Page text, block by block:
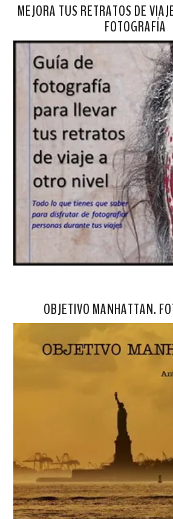
MEJORA TUS RETRATOS DE
FOTOGRAFÍA
OBJETIVO MANHATTAN.